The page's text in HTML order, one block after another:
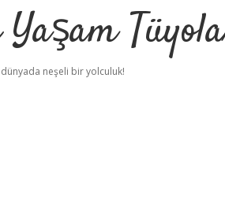
neşeli bir yolculuk!